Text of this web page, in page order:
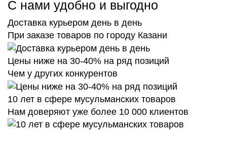
С нами удобно и выгодно
Доставка курьером день в день
При заказе товаров по городу Казани
Цены ниже на 30-40% на ряд позиций
Чем у других конкурентов
10 лет в сфере мусульманских товаров
Нам доверяют уже более 10 000 клиентов